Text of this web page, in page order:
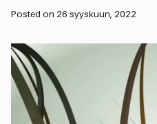
Posted on 26 syyskuun, 2022